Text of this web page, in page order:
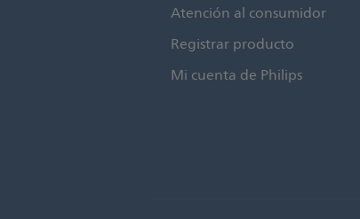
Atención al consumidor
Registrar producto
Mi cuenta de Philips